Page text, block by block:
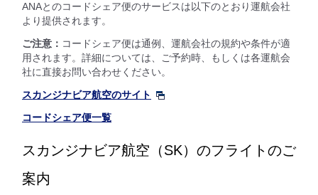
ANAとのコードシェア便のサービスは以下のとおり運航会社
より提供されます。
ご注意： コードシェア便は通例、運航会社の規約や条件が適
用されます。詳細については、ご予約時、もしくは各運航会
社に直接お問い合わせください。
スカンジナビア航空のサイト
コードシェア便一覧
スカンジナビア航空（SK）のフライトのご
案内